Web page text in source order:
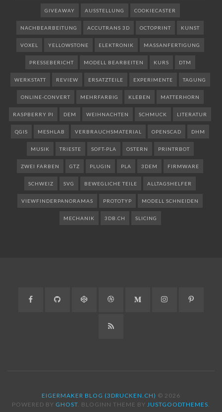
GIVEAWAY AUSSTELLUNG COOKIECASTER
NACHBEARBEITUNG ACCUTRANS 3D OCTOPRINT KUNST
VOXEL YELLOWSTONE ELEKTRONIK MASSANFERTIGUNG
PRESSEBERICHT MODELL BEARBEITEN KURS DTM
WERKSTATT REVIEW ERSATZTEILE EXPERIMENTE TAGUNG
ONLINE-CONVERT MEHRFARBIG KLEBEN MATTERHORN
RASPBERRY PI DEM WEIHNACHTEN SCHMUCK LITERATUR
QGIS MESHLAB VERBRAUCHSMATERIAL OPENSCAD DHM
MUSIK TRIESTE SOFT-PLA OSTERN PRINTRBOT
ZWEI FARBEN GTZ PLUGIN PLA 3DEM FIRMWARE
SCHWEIZ SVG BEWEGLICHE TEILE ALLTAGSHELFER
VIEWFINDERPANORAMAS PROTOTYP MODELL SCHNEIDEN
MECHANIK 3DB.CH SLICING
Facebook GitHub CodePen DribbbleMedium Instagram
RSS
EIGERMAKER BLOG (3DRUCKEN.CH) © 2026
POWERED BY GHOST. BLOGINN THEME BY JUSTGOODTHEMES.